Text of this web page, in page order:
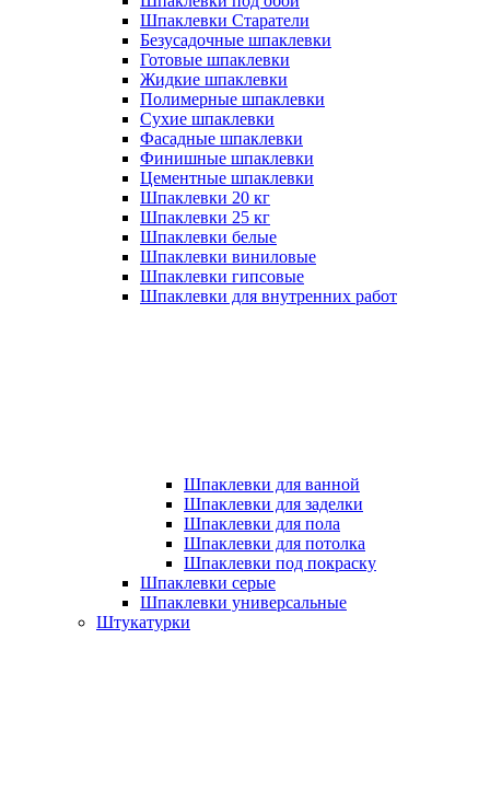
Шпаклевки Старатели
Безусадочные шпаклевки
Готовые шпаклевки
Жидкие шпаклевки
Полимерные шпаклевки
Сухие шпаклевки
Фасадные шпаклевки
Финишные шпаклевки
Цементные шпаклевки
Шпаклевки 20 кг
Шпаклевки 25 кг
Шпаклевки белые
Шпаклевки виниловые
Шпаклевки гипсовые
Шпаклевки для внутренних работ
Шпаклевки для ванной
Шпаклевки для заделки
Шпаклевки для пола
Шпаклевки для потолка
Шпаклевки под покраску
Шпаклевки серые
Шпаклевки универсальные
Штукатурки